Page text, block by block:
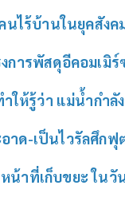
ไร้บ้านในยุคสังค
งการพัสดุอีคอมเมิ
ให้รู้ว่า แม่น้ำกำลั
าด-เป็นไวรัลศึกฟุ
หน้าที่เก็บขยะ ในวั